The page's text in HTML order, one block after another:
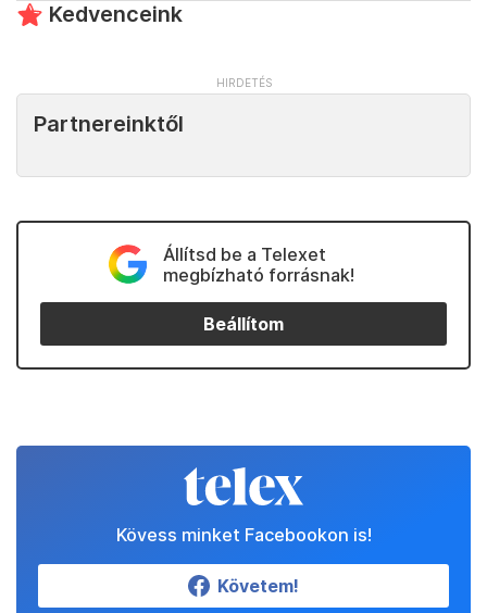
Kedvenceink
Partnereinktől
Állítsd be a Telexet
megbízható forrásnak!
Beállítom
Kövess minket Facebookon is!
Követem!